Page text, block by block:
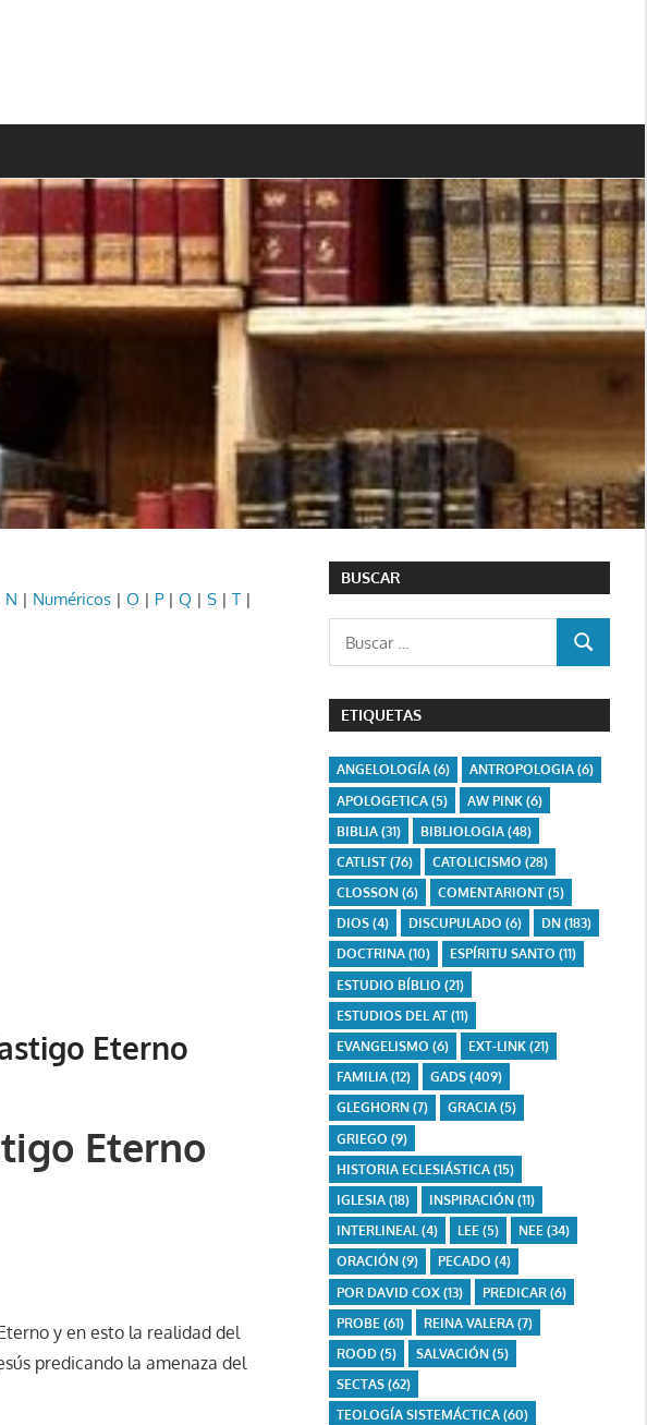
N | Numéricos |O | P|Q |S |T |
Eterno
Eterno
y en esto la realidad del
predicando la amenaza del
BUSCAR
BUSCAR
ETIQUETAS
ANGELOLOGÍA(6) ANTROPOLOGIA(6)
APOLOGETICA(5) AW PINK(6)
BIBLIA(31) BIBLIOLOGIA(48)
CATLIST(76) CATOLICISMO (28)
CLOSSON(6) COMENTARIONT(5)
DIOS(4) DISCUPULADO (6) DN(183)
DOCTRINA(10) ESPÍRITU SANTO (11)
ESTUDIO BÍBLIO (21)
ESTUDIOS DEL AT(11)
EVANGELISMO (6) EXT-LINK(21)
FAMILIA(12) GADS(409)
GLEGHORN(7) GRACIA(5)
GRIEGO (9)
HISTORIA ECLESIÁSTICA(15)
IGLESIA(18) INSPIRACIÓN(11)
INTERLINEAL(4) LEE(5) NEE(34)
ORACIÓN(9) PECADO (4)
POR DAVID COX(13) PREDICAR(6)
PROBE (61) REINA VALERA(7)
ROOD(5) SALVACIÓN(5)
SECTAS(62)
TEOLOGÍA SISTEMÁCTICA(60)